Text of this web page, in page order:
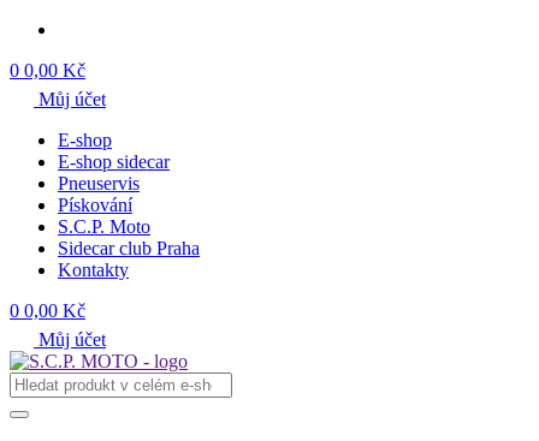
0 0,00 Kč
Můj účet
E-shop
E-shop sidecar
Pneuservis
Pískování
S.C.P. Moto
Sidecar club Praha
Kontakty
0 0,00 Kč
Můj účet